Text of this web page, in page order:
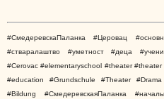
#СмедеревскаПаланка #Церовац
#стваралаштво #уметност #деца
#Cerovac #elementaryschool #theater
#education #Grundschule #Theater
#Bildung #СмедеревскаяПаланка